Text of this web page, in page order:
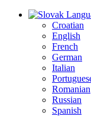
Croatian
English
French
German
Italian
Romanian
Russian
Spanish